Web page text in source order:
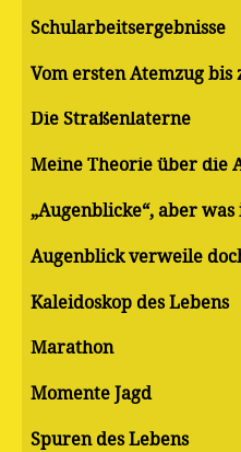
Schularbeitsergebnisse
Vom ersten Atemzug
Die Straßenlaterne
Meine Theorie über die
„Augenblicke“, aber
Augenblick verweile
Kaleidoskop des Lebens
Marathon
Momente Jagd
Spuren des Lebens